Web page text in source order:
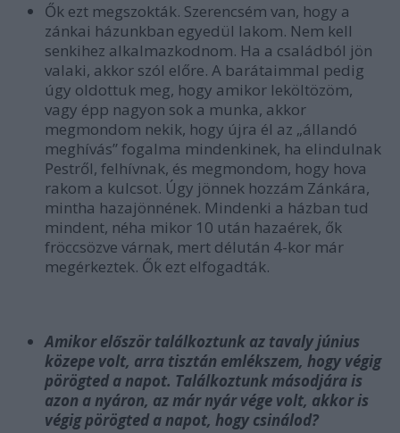
Ők ezt megszokták. Szerencsém van, hogy a
zánkai házunkban egyedül lakom. Nem kell
senkihez alkalmazkodnom. Ha a családból jön
valaki, akkor szól előre. A barátaimmal pedig
úgy oldottuk meg, hogy amikor leköltözöm,
vagy épp nagyon sok a munka, akkor
megmondom nekik, hogy újra él az „állandó
meghívás” fogalma mindenkinek, ha elindulnak
Pestről, felhívnak, és megmondom, hogy hova
rakom a kulcsot. Úgy jönnek hozzám Zánkára,
mintha hazajönnének. Mindenki a házban tud
mindent, néha mikor 10 után hazaérek, ők
fröccsözve várnak, mert délután 4-kor már
megérkeztek. Ők ezt elfogadták.
Amikor először találkoztunk az tavaly június
közepe volt, arra tisztán emlékszem, hogy végig
pörögted a napot. Találkoztunk másodjára is
azon a nyáron, az már nyár vége volt, akkor is
végig pörögted a napot, hogy csinálod?